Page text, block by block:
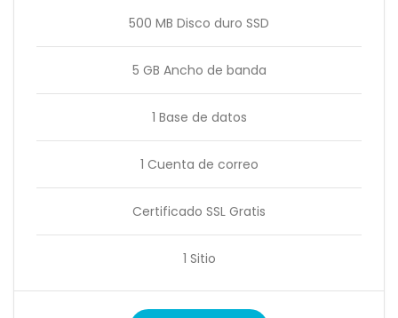
500 MB Disco duro SSD
5 GB Ancho de banda
1 Base de datos
1 Cuenta de correo
Certificado SSL Gratis
1 Sitio